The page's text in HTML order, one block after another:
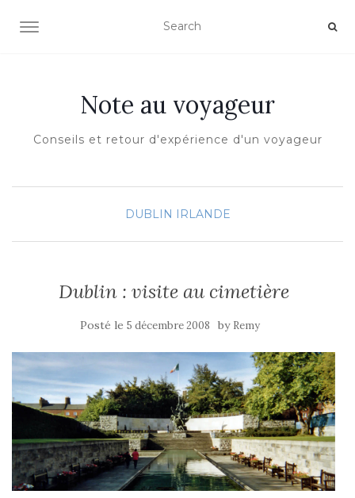
OUVRIR/FERMER LA NAVIGATION
Note au voyageur
Conseils et retour d'expérience d'un voyageur
DUBLIN IRLANDE
Dublin : visite au cimetière
Posté le 5 décembre 2008 by Remy